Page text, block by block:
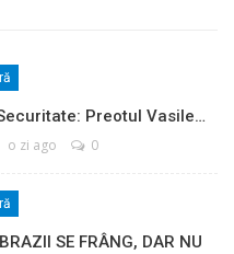
Preotul Vasile…
o zi ago 0
SE FRÂNG, DAR NU